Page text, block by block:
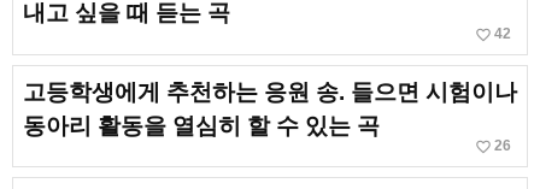
내고 싶을 때 듣는 곡
favorite_border 42
고등학생에게 추천하는 응원 송. 들으면 시험이나
동아리 활동을 열심히 할 수 있는 곡
favorite_border 26